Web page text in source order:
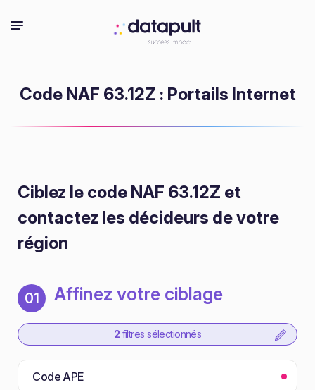
Code NAF 63.12Z : Portails Internet
Ciblez le code NAF 63.12Z et
contactez les décideurs de votre
région
01 Affinez votre ciblage
2 filtres sélectionnés
Code APE